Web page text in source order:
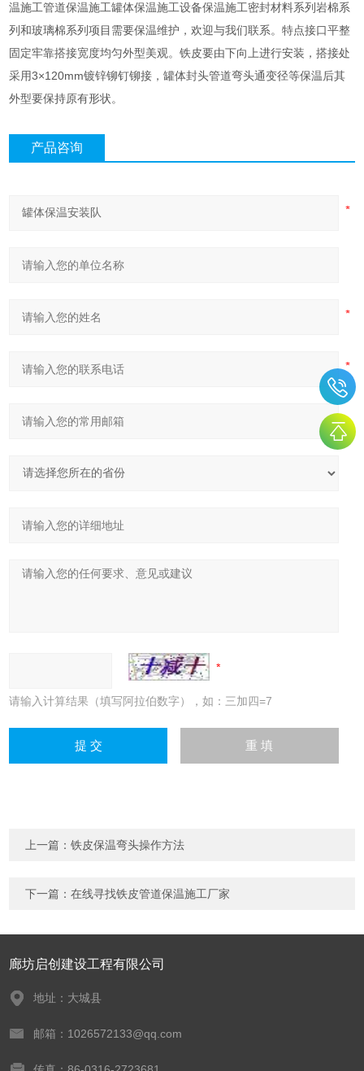
温施工管道保温施工罐体保温施工设备保温施工密封材料系列岩棉系
列和玻璃棉系列项目需要保温维护，欢迎与我们联系。特点接口平整
固定牢靠搭接宽度均匀外型美观。铁皮要由下向上进行安装，搭接处
采用3×120mm镀锌铆钉铆接，罐体封头管道弯头通变径等保温后其
外型要保持原有形状。
产品咨询
请输入计算结果（填写阿拉伯数字），如：三加四=7
上一篇：铁皮保温弯头操作方法
下一篇：在线寻找铁皮管道保温施工厂家
廊坊启创建设工程有限公司
地址：大城县
邮箱：1026572133@qq.com